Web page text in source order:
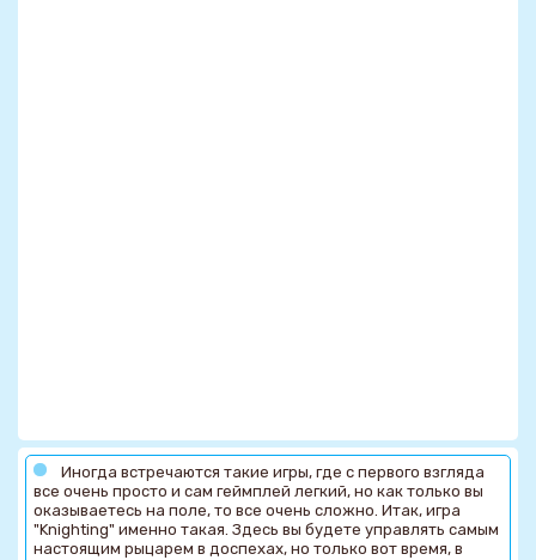
Иногда встречаются такие игры, где с первого взгляда
все очень просто и сам геймплей легкий, но как только вы
оказываетесь на поле, то все очень сложно. Итак, игра
"Knighting" именно такая. Здесь вы будете управлять самым
настоящим рыцарем в доспехах, но только вот время, в